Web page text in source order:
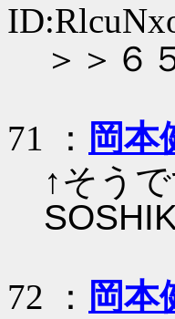
＞＞６
71 ： 岡本
↑そう
72 ： 岡本